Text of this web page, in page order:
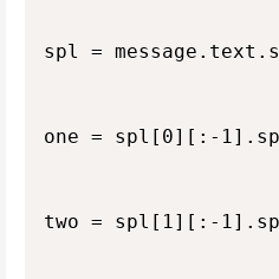
spl =
one = spl[0][:-
two = spl[1][:-